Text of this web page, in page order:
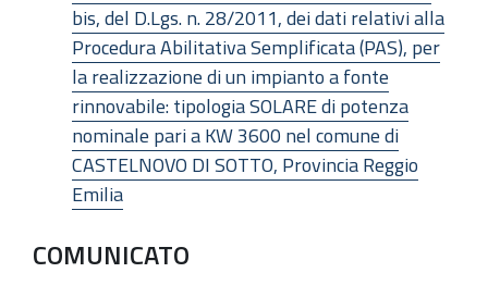
bis, del D.Lgs. n. 28/2011, dei dati relativi alla
Procedura Abilitativa Semplificata (PAS), per
la realizzazione di un impianto a fonte
rinnovabile: tipologia SOLARE di potenza
nominale pari a KW 3600 nel comune di
CASTELNOVO DI SOTTO, Provincia Reggio
Emilia
COMUNICATO